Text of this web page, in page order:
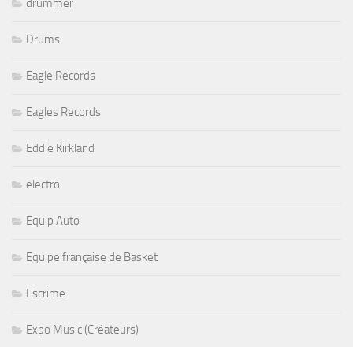
drummer
Drums
Eagle Records
Eagles Records
Eddie Kirkland
electro
Equip Auto
Equipe française de Basket
Escrime
Expo Music (Créateurs)